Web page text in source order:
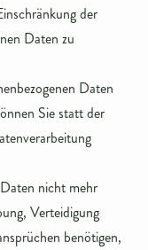
der
Daten zu
Daten
Sie statt der
nicht mehr
Verteidigung
benötigen,